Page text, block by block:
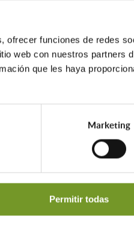
ofrecer funciones de redes
web con nuestros partners
que les haya
Marketing
Permitir todas
inmuebles
de las viviendas
de nuestro
importantes
los
se precisa
marrón